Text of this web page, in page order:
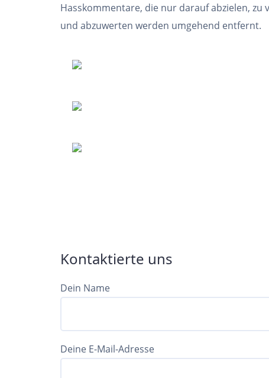
Hasskommentare, die nur darauf abzielen, zu
und abzuwerten werden umgehend entfernt.
Kontaktierte uns
Dein Name
Deine E-Mail-Adresse